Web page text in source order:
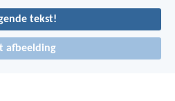
tekst!
afbeelding